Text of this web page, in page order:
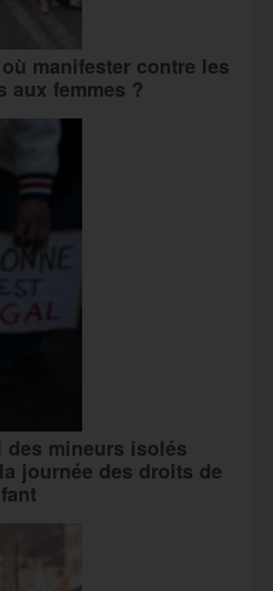
manifester contre les
aux femmes ?
mineurs isolés
journée des droits de